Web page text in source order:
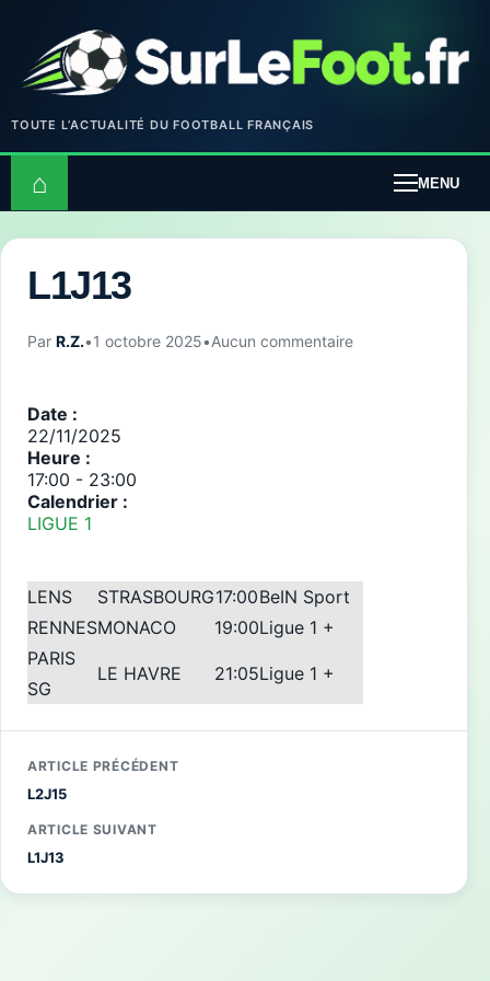
TOUTE L’ACTUALITÉ DU FOOTBALL FRANÇAIS
⌂ MENU
L1J13
Par R.Z.•1 octobre 2025•Aucun commentaire
Date :
22/11/2025
Heure :
17:00 - 23:00
Calendrier :
LIGUE 1
LENS STRASBOURG17:00BeIN Sport
RENNESMONACO 19:00Ligue 1 +
PARIS
SG
LE HAVRE 21:05Ligue 1 +
ARTICLE PRÉCÉDENT
L2J15
ARTICLE SUIVANT
L1J13